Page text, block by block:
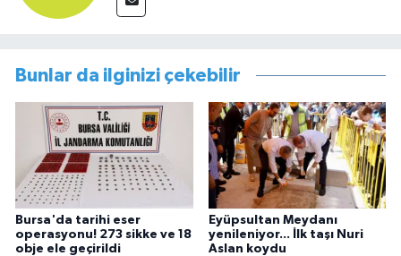
Bunlar da ilginizi çekebilir
Bursa'da tarihi eser
operasyonu! 273 sikke ve 18
obje ele geçirildi
Eyüpsultan Meydanı
yenileniyor... İlk taşı Nuri
Aslan koydu